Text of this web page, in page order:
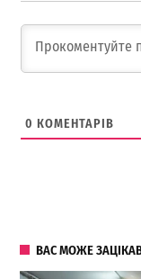
0 КОМЕНТАРІВ
ВАС МОЖЕ